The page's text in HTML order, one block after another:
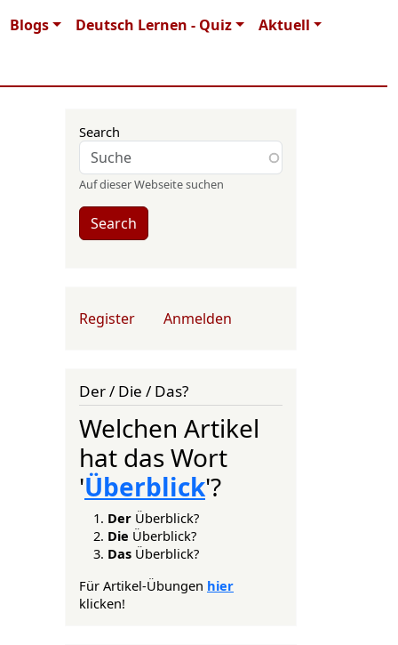
Blogs Deutsch Lernen - Quiz
Aktuell
Search
Auf dieser Webseite suchen
Search
User account menu
Register Anmelden
Der / Die / Das?
Welchen Artikel
hat das Wort
'Überblick'?
Der Überblick?
Die Überblick?
Das Überblick?
Für Artikel-Übungen hier
klicken!